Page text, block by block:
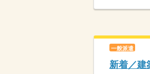
一般派遣
新着／建